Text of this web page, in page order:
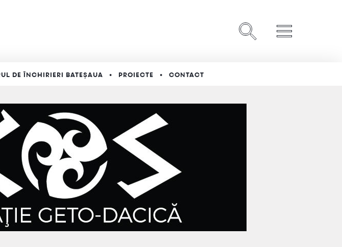
DE ÎNCHIRIERI BATEȘAUA PROIECTE CONTACT